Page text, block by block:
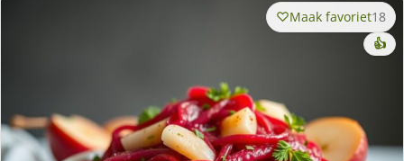
Maak favoriet18
👍